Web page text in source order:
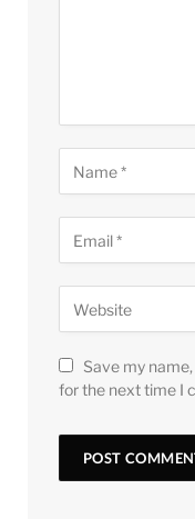
Save my
for the next time I